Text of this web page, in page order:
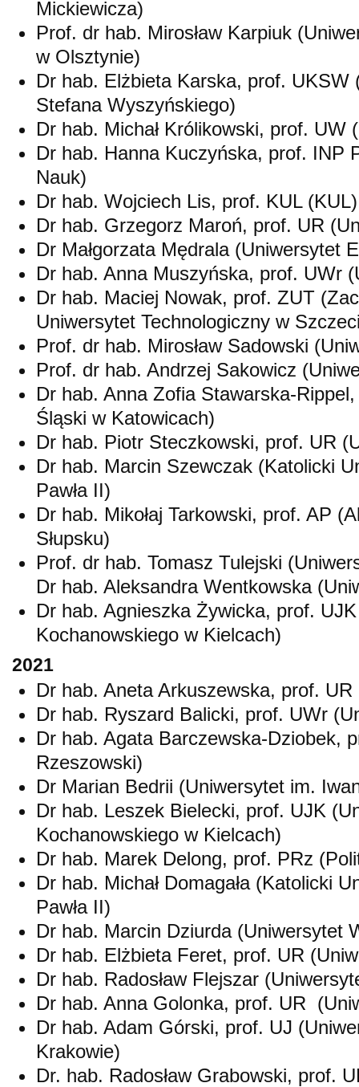
Mickiewicza)
Prof. dr hab. Mirosław Karpiuk
w Olsztynie)
Dr hab. Elżbieta Karska, prof. UKSW
Stefana Wyszyńskiego)
Dr hab. Michał Królikowski, prof. UW
Dr hab. Hanna Kuczyńska, prof. INP
Nauk)
Dr hab. Wojciech Lis, prof. KUL (KUL)
Dr hab. Grzegorz Maroń, prof. UR
Dr Małgorzata Mędrala (Uniwersytet
Dr hab. Anna Muszyńska, prof. UWr
Dr hab. Maciej Nowak, prof. ZUT
Uniwersytet Technologiczny w
Prof. dr hab. Mirosław Sadowski
Prof. dr hab. Andrzej Sakowicz
Dr hab. Anna Zofia Stawarska-
Śląski w Katowicach)
Dr hab. Piotr Steczkowski, prof. UR
Dr hab. Marcin Szewczak (Katolicki
Pawła II)
Dr hab. Mikołaj Tarkowski, prof. AP
Słupsku)
Prof. dr hab. Tomasz Tulejski
Dr hab. Aleksandra Wentkowska
Dr hab. Agnieszka Żywicka, prof.
Kochanowskiego w Kielcach)
2021
Dr hab. Aneta Arkuszewska, prof.
Dr hab. Ryszard Balicki, prof. UWr
Dr hab. Agata Barczewska-Dziobek,
Rzeszowski)
Dr Marian Bedrii (Uniwersytet im.
Dr hab. Leszek Bielecki, prof. UJK
Kochanowskiego w Kielcach)
Dr hab. Marek Delong, prof. PRz
Dr hab. Michał Domagała (Katolicki
Pawła II)
Dr hab. Marcin Dziurda (Uniwersytet
Dr hab. Elżbieta Feret, prof. UR
Dr hab. Radosław Flejszar
Dr hab. Anna Golonka, prof. UR
Dr hab. Adam Górski, prof. UJ
Krakowie)
Dr. hab. Radosław Grabowski, prof.